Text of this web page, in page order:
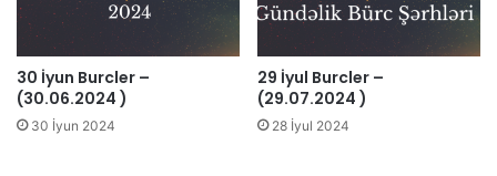
30 İyun Burcler –
(30.06.2024 )
30 İyun 2024
29 İyul Burcler –
(29.07.2024 )
28 İyul 2024